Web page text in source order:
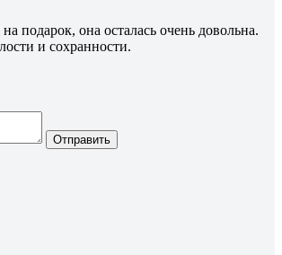
подарок, она осталась очень довольна.
и сохранности.
Отправить